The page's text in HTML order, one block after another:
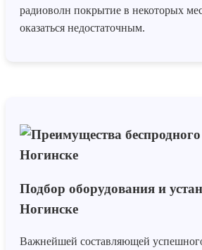
радиоволн покрытие в некоторых
оказаться недостаточным.
Подбор оборудования и
Ногинске
Важнейшей составляющей